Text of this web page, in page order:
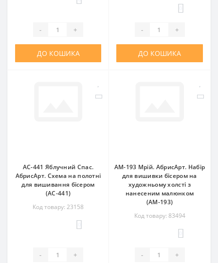
- +
ДО КОШИКА
- +
ДО КОШИКА
AC-441 Яблучний Спас.
АбрисАрт. Схема на полотні
для вишивання бісером
(АС-441)
Код товару: 23158
- +
AM-193 Мрій. АбрисАрт. Набір
для вишивки бісером на
художньому холсті з
нанесеним малюнком
(АМ-193)
Код товару: 83494
- +